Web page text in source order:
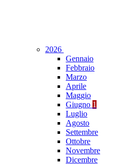
2026
Gennaio
Febbraio
Marzo
Aprile
Maggio
Giugno 1
Luglio
Agosto
Settembre
Ottobre
Novembre
Dicembre